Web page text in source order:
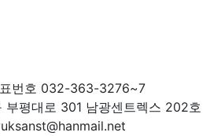
번호 032-363-3276~7
부평대로 301 남광센트렉스 202호